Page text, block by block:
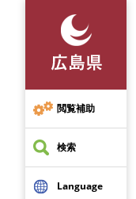
先
頭
で
す
閲覧補助
検索
Language